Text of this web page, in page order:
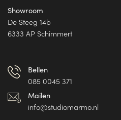
Showroom
De Steeg 14b
6333 AP Schimmert
Bellen
085 0045 371
Mailen
info@studiomarmo.nl